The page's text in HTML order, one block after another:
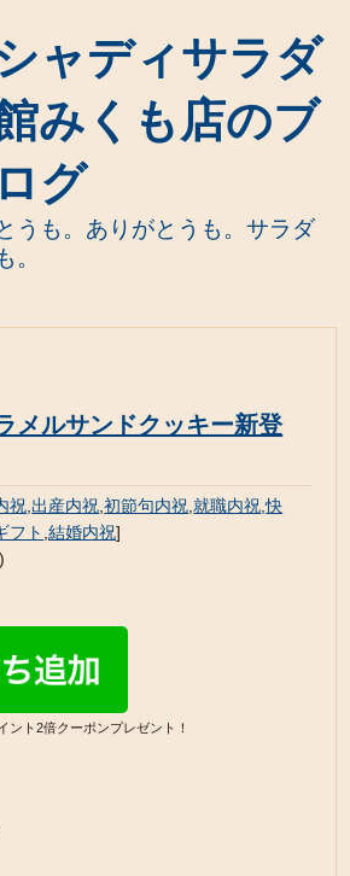
ャディサラダ
みくも店のブ
ログ
うも。ありがとうも。サラダ
。
メルサンドクッキー新登
祝 ,出産内祝 ,初節句内祝 ,就職内祝,快
フト ,結婚内祝]
ント2倍クーポンプレゼント！